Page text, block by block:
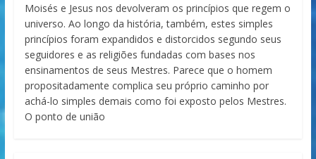
Moisés e Jesus nos devolveram os princípios que regem o
universo. Ao longo da história, também, estes simples
princípios foram expandidos e distorcidos segundo seus
seguidores e as religiões fundadas com bases nos
ensinamentos de seus Mestres. Parece que o homem
propositadamente complica seu próprio caminho por
achá-lo simples demais como foi exposto pelos Mestres.
O ponto de união